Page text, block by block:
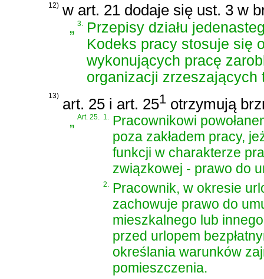
12) w art. 21 dodaje się ust. 3 w
„3. Przepisy działu
Kodeks pracy stosuje się
wykonujących pracę
organizacji zrzeszających
13) art. 25 i art. 251 otrzymują
„Art. 25. 1. Pracownikowi
poza zakładem pracy,
funkcji w charakterze
związkowej - prawo do
2. Pracownik, w okresie
zachowuje prawo do
mieszkalnego lub
przed urlopem
określania warunków
pomieszczenia.